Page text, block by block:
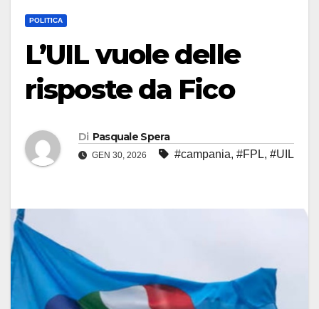
POLITICA
L’UIL vuole delle
risposte da Fico
Di Pasquale Spera
GEN 30, 2026 #campania, #FPL, #UIL